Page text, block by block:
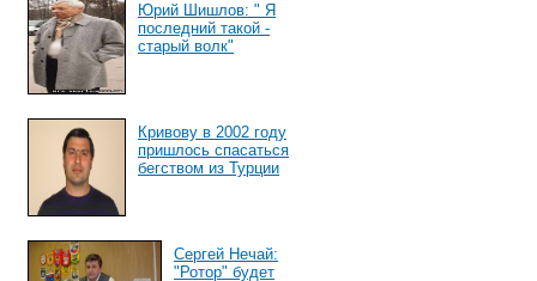
Юрий Шишлов: " Я
последний такой -
старый волк"
Кривову в 2002 году
пришлось спасаться
бегством из Турции
Сергей Нечай:
"Ротор" будет